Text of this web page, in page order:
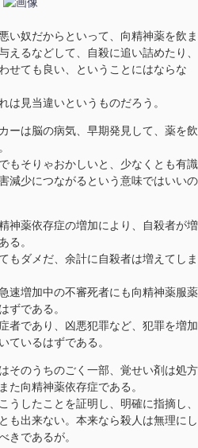
い奴だからといって、向精神薬を飲ま
えるなどして、自殺に追い詰めたり、
せても良い、ということにはならな
は見当違いというものだろう。
ーは脳の病気、早期発見して、薬を飲
もそりゃおかしいと、少なくとも有識
減少につながるという意味ではいいの
神薬依存症の増加により、自殺者が増
る。
もダメだ、余計に自殺者は増えてしま
速増加中の不審死者にも向精神薬服薬
ずである。
者であり、凶悪犯罪など、犯罪を増加
ているはずである。
そのうちのごく一部、覚せい剤は処方
た向精神薬依存症である。
うしたことを証明し、明確に指摘し、
も出来ない。本来なら殺人は無理にし
きであるが。